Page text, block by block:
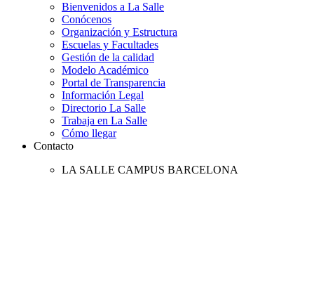
Bienvenidos a La Salle
Conócenos
Organización y Estructura
Escuelas y Facultades
Gestión de la calidad
Modelo Académico
Portal de Transparencia
Información Legal
Directorio La Salle
Trabaja en La Salle
Cómo llegar
Contacto
LA SALLE CAMPUS BARCELONA